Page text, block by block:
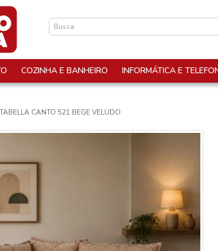
COZINHA E BANHEIRO INFORMÁTICA E
CANTO 521 BEGE VELUDO